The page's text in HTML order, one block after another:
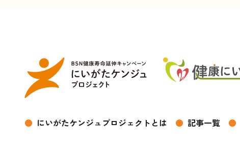
● にいがたケンジュプロジェクトとは ● 記事一覧 ●